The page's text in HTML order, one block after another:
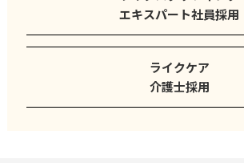
エキスパート社員採用
ライクケア
介護士採用